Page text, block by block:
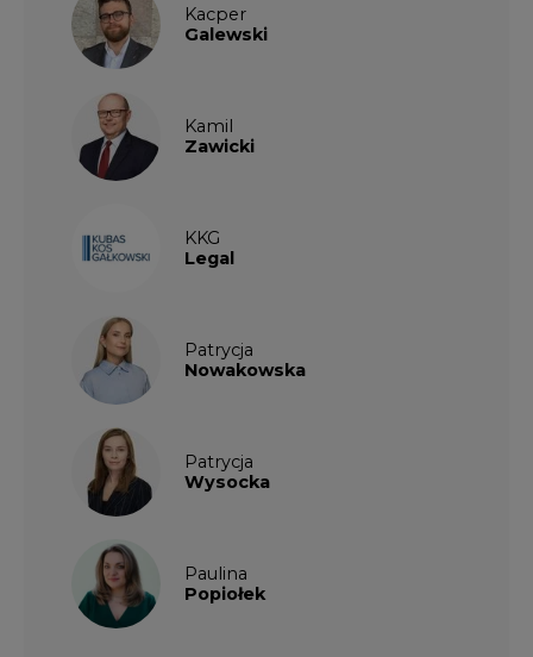
Kacper
Galewski
Kamil
Zawicki
KKG
Legal
Patrycja
Nowakowska
Patrycja
Wysocka
Paulina
Popiołek